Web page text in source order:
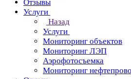
Отзывы
Услуги
Назад
Услуги
Мониторинг объектов
Мониторинг ЛЭП
Аэрофотосъемка
Мониторинг